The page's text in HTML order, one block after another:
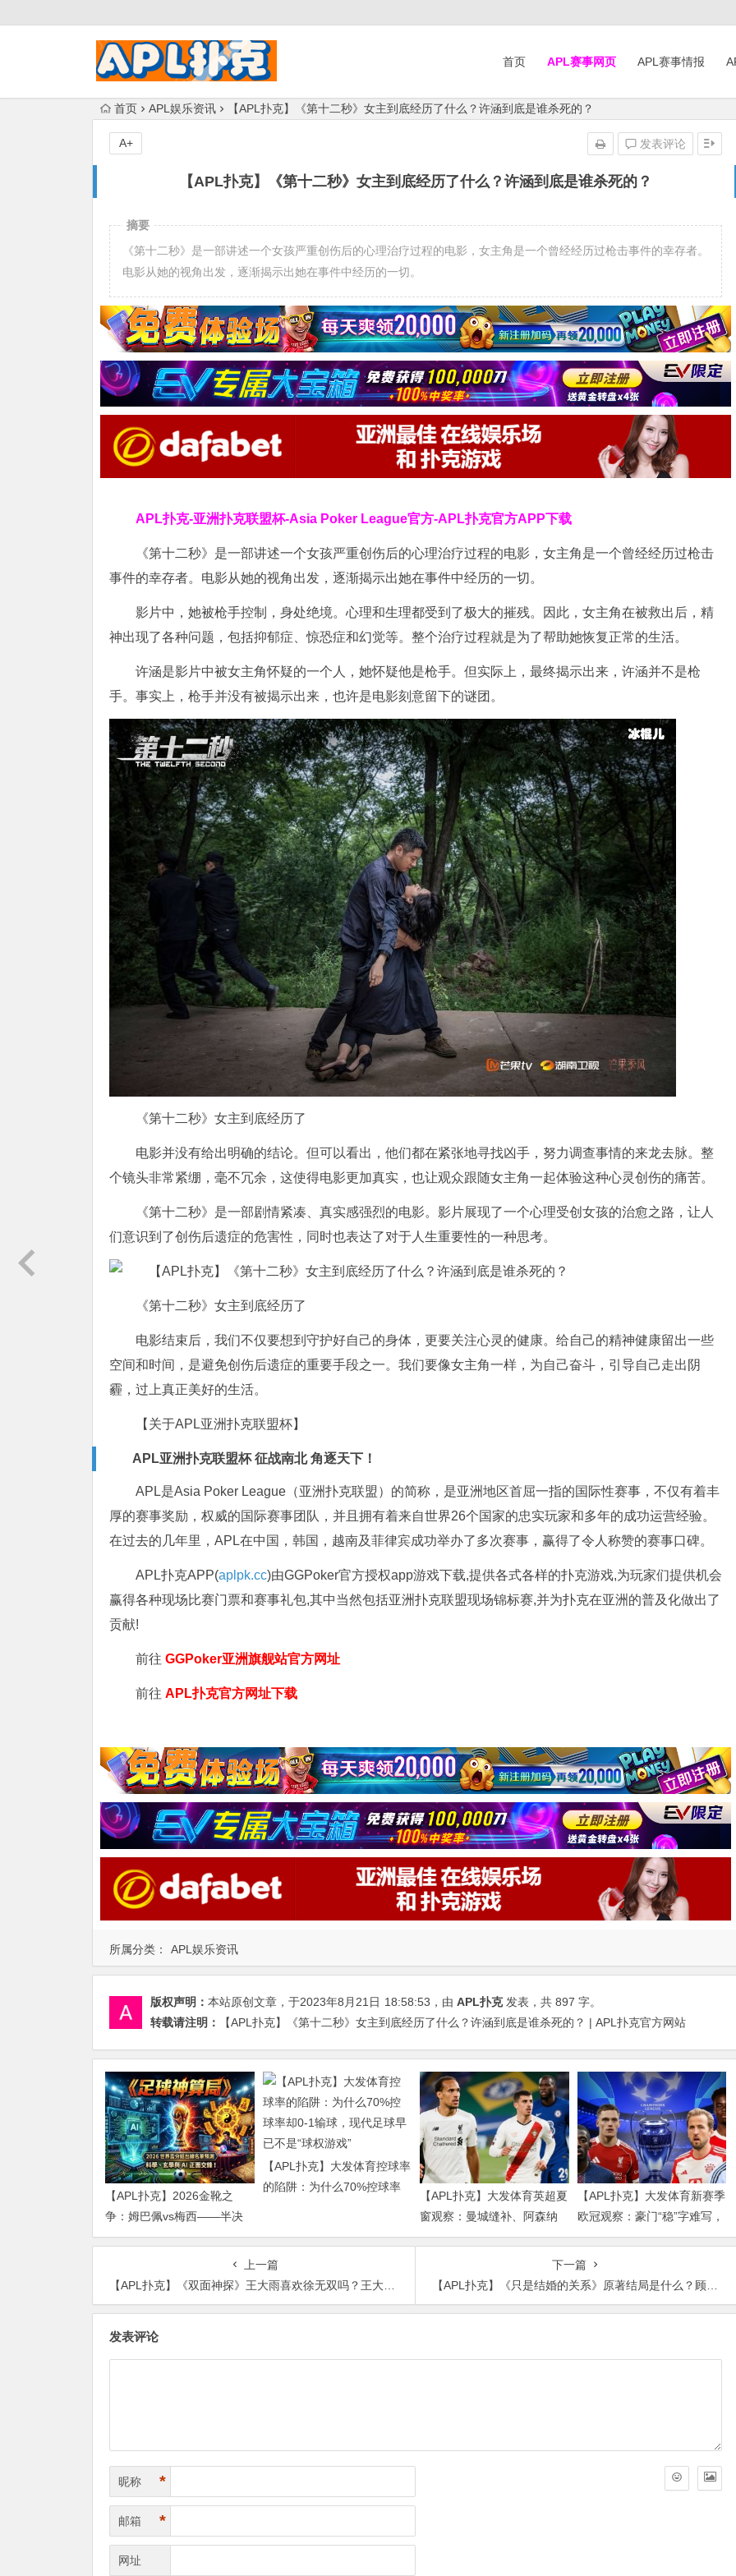
首页 APL赛事网页 APL赛事情报
首页 APL娱乐资讯 【APL扑克】《第十二秒》女主到底经历了什么？许涵到底是谁杀死的？
【APL扑克】《第十二秒》女主到底经历了什么？许涵到底是谁杀死的？
发表评论
A+
所属分类： APL娱乐资讯
摘要
《第十二秒》是一部讲述一个女孩严重创伤后的心理治疗过程的电影，女主角是一个曾经经历过枪击事件的幸存者。
电影从她的视角出发，逐渐揭示出她在事件中经历的一切。
APL扑克-亚洲扑克联盟杯-Asia Poker League官方-APL扑克官方APP下载
《第十二秒》是一部讲述一个女孩严重创伤后的心理治疗过程的电影，女主角是一个曾经经历过枪击
事件的幸存者。电影从她的视角出发，逐渐揭示出她在事件中经历的一切。
影片中，她被枪手控制，身处绝境。心理和生理都受到了极大的摧残。因此，女主角在被救出后，精
神出现了各种问题，包括抑郁症、惊恐症和幻觉等。整个治疗过程就是为了帮助她恢复正常的生活。
许涵是影片中被女主角怀疑的一个人，她怀疑他是枪手。但实际上，最终揭示出来，许涵并不是枪
手。事实上，枪手并没有被揭示出来，也许是电影刻意留下的谜团。
《第十二秒》女主到底经历了
电影并没有给出明确的结论。但可以看出，他们都在紧张地寻找凶手，努力调查事情的来龙去脉。整
个镜头非常紧绷，毫不冗余，这使得电影更加真实，也让观众跟随女主角一起体验这种心灵创伤的痛苦。
《第十二秒》是一部剧情紧凑、真实感强烈的电影。影片展现了一个心理受创女孩的治愈之路，让人
们意识到了创伤后遗症的危害性，同时也表达了对于人生重要性的一种思考。
《第十二秒》女主到底经历了
电影结束后，我们不仅要想到守护好自己的身体，更要关注心灵的健康。给自己的精神健康留出一些
空间和时间，是避免创伤后遗症的重要手段之一。我们要像女主角一样，为自己奋斗，引导自己走出阴
霾，过上真正美好的生活。
【关于APL亚洲扑克联盟杯】
APL亚洲扑克联盟杯 征战南北 角逐天下！
APL是Asia Poker League（亚洲扑克联盟）的简称，是亚洲地区首屈一指的国际性赛事，不仅有着丰
厚的赛事奖励，权威的国际赛事团队，并且拥有着来自世界26个国家的忠实玩家和多年的成功运营经验。
在过去的几年里，APL在中国，韩国，越南及菲律宾成功举办了多次赛事，赢得了令人称赞的赛事口碑。
APL扑克APP(aplpk.cc)由GGPoker官方授权app游戏下载,提供各式各样的扑克游戏,为玩家们提供机会
赢得各种现场比赛门票和赛事礼包,其中当然包括亚洲扑克联盟现场锦标赛,并为扑克在亚洲的普及化做出了
贡献!
前往 GGPoker亚洲旗舰站官方网址
前往 APL扑克官方网址下载
版权声明： 本站原创文章，于2023年8月21日 18:58:53 ，由 APL扑克发表，共 897 字。
转载请注明：
【APL扑克】《第十二秒》女主到底经历了什么？许涵到底是谁杀死的？ | APL扑克官方网站
【APL扑克】2026金靴之
争：姆巴佩vs梅西——半决
赛前的“双雄会”，这可能是世
【APL扑克】大发体育控球率
的陷阱：为什么70%控球率
【APL扑克】大发体育英超夏
窗观察：曼城缝补、阿森纳
拼图、红军重建、曼联破局
【APL扑克】大发体育新赛季
欧冠观察：豪门“稳”字难写，
瑞士轮赛制让每一场都变成
生死
上一篇
【APL扑克】《双面神探》王大雨喜欢徐无双吗？王大雨结局和谁在一起了？
下一篇
【APL扑克】《只是结婚的关系》原著结局是什么？顾兮兮和尹司宸在一起了吗？
发表评论
昵称 *
邮箱 *
网址